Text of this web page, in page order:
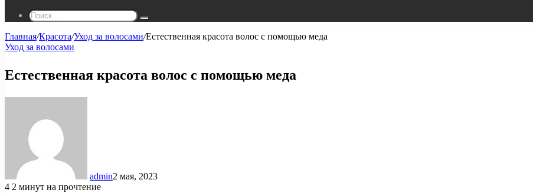
Поиск...
Главная/Красота/Уход за волосами/Естественная красота волос с помощью меда
Уход за волосами
Естественная красота волос с помощью меда
admin2 мая, 2023
4 2 минут на прочтение